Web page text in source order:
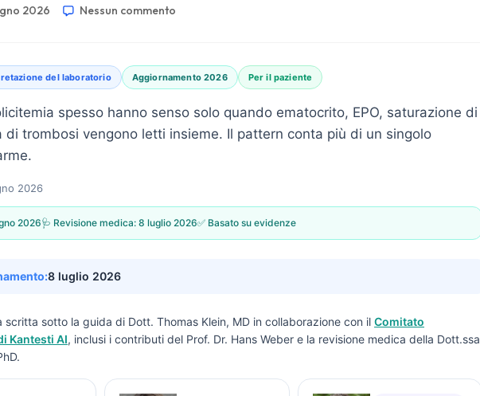
2026 Nessun commento
del laboratorio Aggiornamento 2026 Per il paziente
spesso hanno senso solo quando ematocrito, EPO, saturazione di
di trombosi vengono letti insieme. Il pattern conta più di un singolo
2026
2026🩺 Revisione medica: 8 luglio 2026✅ Basato su evidenze
8 luglio 2026
scritta sotto la guida di Dott. Thomas Klein, MD in collaborazione con il Comitato
Kantesti AI, inclusi i contributi del Prof. Dr. Hans Weber e la revisione medica della Dott.ssa